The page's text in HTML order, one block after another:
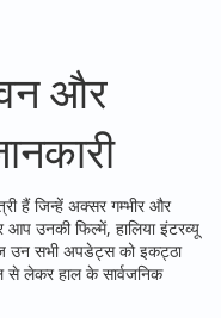
और
हैं जिन्हें अक्सर गम्भीर और
आप उनकी फिल्में, हालिया इंटरव्यू
उन सभी अपडेट्स को इकट्ठा
से लेकर हाल के सार्वजनिक